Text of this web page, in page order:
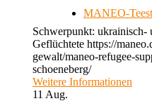
MANEO-
Schwerpunkt: ukrainisch-
Geflüchtete https://
gewalt/maneo-refugee-
schoeneberg/
Weitere Informationen
11 Aug.